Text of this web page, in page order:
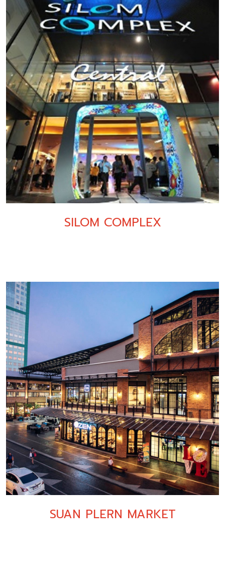
SILOM COMPLEX
SUAN PLERN MARKET